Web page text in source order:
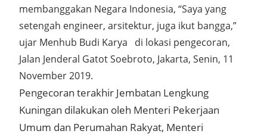
membanggakan Negara Indonesia, “Saya yang
setengah engineer, arsitektur, juga ikut bangga,”
ujar Menhub Budi Karya di lokasi pengecoran,
Jalan Jenderal Gatot Soebroto, Jakarta, Senin, 11
November 2019.
Pengecoran terakhir Jembatan Lengkung
Kuningan dilakukan oleh Menteri Pekerjaan
Umum dan Perumahan Rakyat, Menteri